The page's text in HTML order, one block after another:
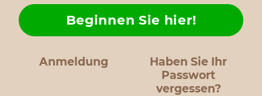
Anmeldung
Haben Sie Ihr
Passwort
vergessen?
Beginnen Sie hier!